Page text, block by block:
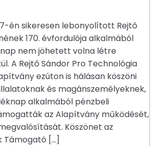
én sikeresen lebonyolított Rejtő
170. évfordulója alkalmából
nem jöhetett volna létre
A Rejtő Sándor Pro Technológia
ezúton is hálásan köszöni
és magánszemélyeknek,
alkalmából pénzbeli
az Alapítvány működését,
Köszönet az
Támogató […]